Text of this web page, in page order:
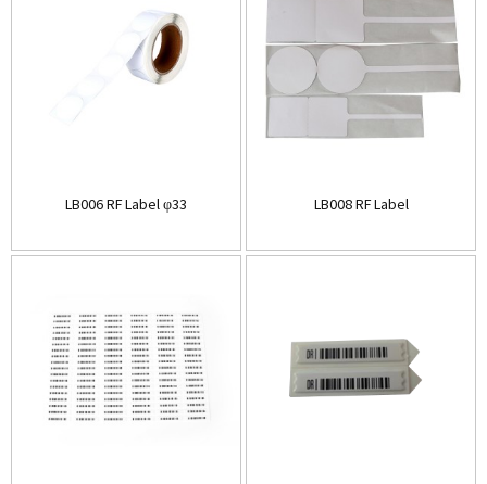
LB006 RF Label φ33 LB008 RF Label